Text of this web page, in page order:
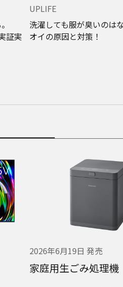
証実
UPLIFE
洗濯しても服が臭いのは
オイの原因と対策！
2026年6月19日 発売
家庭用生ごみ処理